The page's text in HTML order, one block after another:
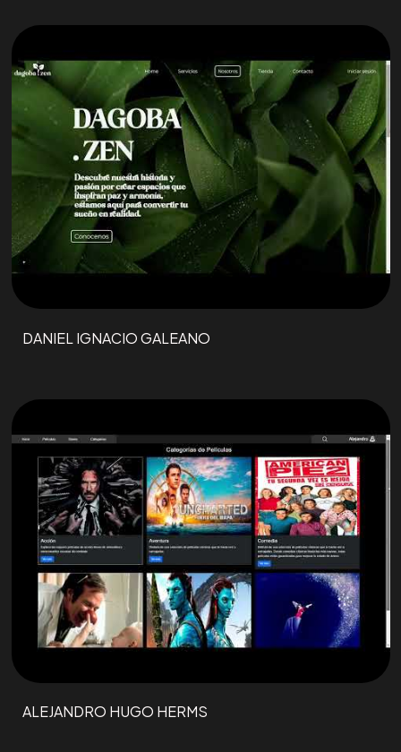
DANIEL IGNACIO GALEANO
ALEJANDRO HUGO HERMS